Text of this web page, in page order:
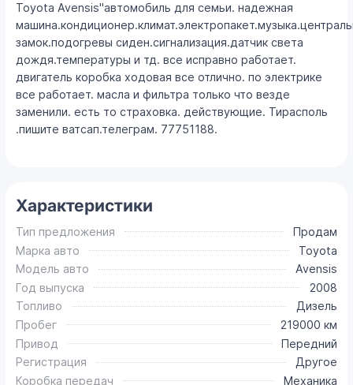
Toyota Avensis"автомобиль для семьи. надежная
замок.подогревы сиден.сигнализация.датчик света
дождя.температуры и тд. все исправно работает.
двигатель коробка ходовая все отлично. по электрике
все работает. масла и фильтра только что везде
заменили. есть то страховка. действующие. Тирасполь
.пишите ватсап.телеграм. 77751188.
Характеристики
Тип предложения
Продам
Марка авто
Toyota
Модель авто
Avensis
Год выпуска
2008
Топливо
Дизель
Пробег
219000 км
Привод
Передний
Регистрация
Другое
Коробка передач
Механика